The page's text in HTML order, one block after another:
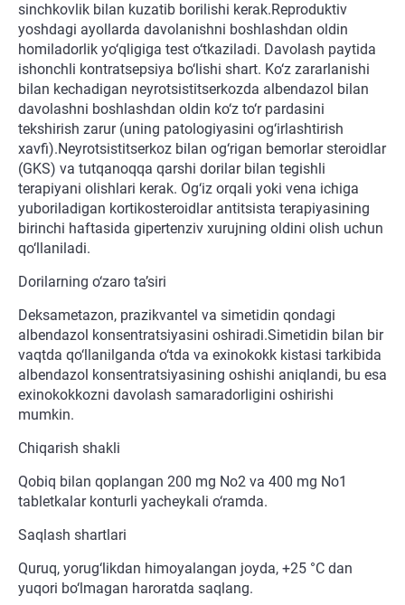
sinchkovlik bilan kuzatib borilishi kerak.Reproduktiv
yoshdagi ayollarda davolanishni boshlashdan oldin
homiladorlik yo‘qligiga test o‘tkaziladi. Davolash paytida
ishonchli kontratsepsiya bo‘lishi shart. Ko‘z zararlanishi
bilan kechadigan neyrotsistitserkozda albendazol bilan
davolashni boshlashdan oldin ko‘z to‘r pardasini
tekshirish zarur (uning patologiyasini og‘irlashtirish
xavfi).Neyrotsistitserkoz bilan og‘rigan bemorlar steroidlar
(GKS) va tutqanoqqa qarshi dorilar bilan tegishli
terapiyani olishlari kerak. Og‘iz orqali yoki vena ichiga
yuboriladigan kortikosteroidlar antitsista terapiyasining
birinchi haftasida gipertenziv xurujning oldini olish uchun
qo‘llaniladi.
Dorilarning o‘zaro ta’siri
Deksametazon, prazikvantel va simetidin qondagi
albendazol konsentratsiyasini oshiradi.Simetidin bilan bir
vaqtda qo‘llanilganda o‘tda va exinokokk kistasi tarkibida
albendazol konsentratsiyasining oshishi aniqlandi, bu esa
exinokokkozni davolash samaradorligini oshirishi
mumkin.
Chiqarish shakli
Qobiq bilan qoplangan 200 mg No2 va 400 mg No1
tabletkalar konturli yacheykali o‘ramda.
Saqlash shartlari
Quruq, yorug‘likdan himoyalangan joyda, +25 °C dan
yuqori bo‘lmagan haroratda saqlang.